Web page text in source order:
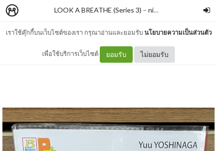
เราใช้คุ๊กกี้บนเว็บไซต์ของเรา กรุณาอ่านและยอมรับนโยบายความเป็นส่วนตัว
เพื่อใช้บริการเว็บไซต์ ยอมรับ ไม่ยอมรับ
LOOK A BREATHE (Series 3) – nimon
#597 เจ็บใจนักแต่ก็รักอยู่ดี